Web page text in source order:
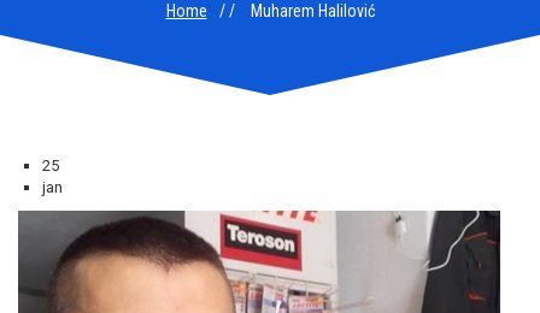
Home Muharem Halilović
25
jan